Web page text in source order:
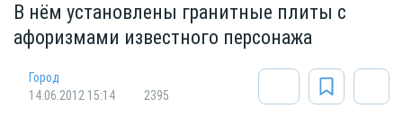
В нём установлены гранитные плиты с
афоризмами известного персонажа
Город
14.06.2012 15:14
2395